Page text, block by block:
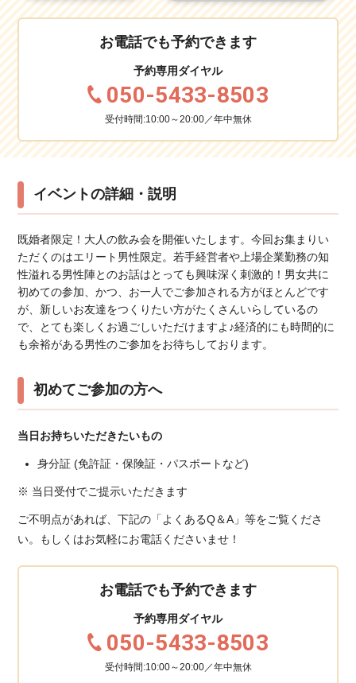
お電話でも予約できます
予約専用ダイヤル
050-5433-8503
受付時間:10:00～20:00／年中無休
イベントの詳細・説明
既婚者限定！大人の飲み会を開催いたします。今回お集まりい
ただくのはエリート男性限定。若手経営者や上場企業勤務の知
性溢れる男性陣とのお話はとっても興味深く刺激的！男女共に
初めての参加、かつ、お一人でご参加される方がほとんどです
が、新しいお友達をつくりたい方がたくさんいらしているの
で、とても楽しくお過ごしいただけますよ♪経済的にも時間的に
も余裕がある男性のご参加をお待ちしております。
初めてご参加の方へ
当日お持ちいただきたいもの
身分証 (免許証・保険証・パスポートなど)
※ 当日受付でご提示いただきます
ご不明点があれば、下記の「よくあるQ＆A」等をご覧くださ
い。もしくはお気軽にお電話くださいませ！
お電話でも予約できます
予約専用ダイヤル
050-5433-8503
受付時間:10:00～20:00／年中無休